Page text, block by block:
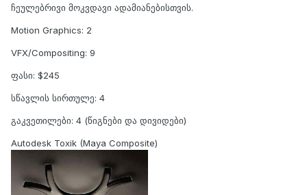
ჩეულებრივი მოკვდავი ადამიანებისთვის.
Motion Graphics: 2
VFX/Compositing: 9
ფასი: $245
სწავლის სირთულე: 4
გაკვეთილები: 4 (წიგნები და დივიდები)
Autodesk Toxik (Maya Composite)